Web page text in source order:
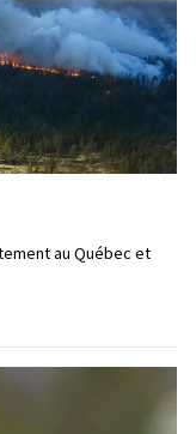
au Québec et